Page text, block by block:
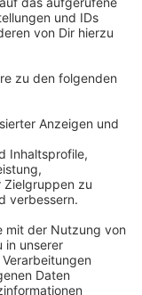
der Polizei
2290 oder